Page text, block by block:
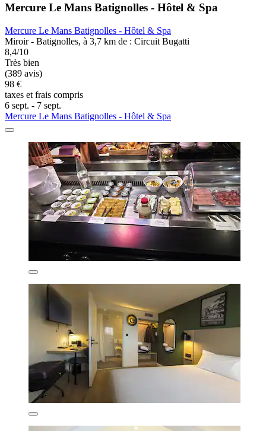
Mercure Le Mans Batignolles - Hôtel & Spa
Mercure Le Mans Batignolles - Hôtel & Spa
Miroir - Batignolles, à 3,7 km de : Circuit Bugatti
8,4/10
Très bien
(389 avis)
98 €
taxes et frais compris
6 sept. - 7 sept.
Mercure Le Mans Batignolles - Hôtel & Spa